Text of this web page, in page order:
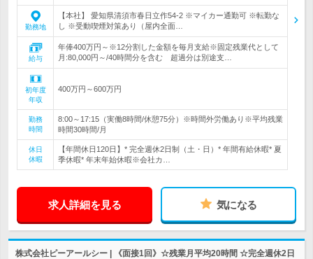
勤務地
【本社】 愛知県清須市春日立作54-2 ※マイカー通勤可 ※転勤な
し ※受動喫煙対策あり（屋内全面…
給与
年俸400万円～※12分割した金額を毎月支給※固定残業代として
月:80,000円～/40時間分を含む 超過分は別途支…
初年度
年収
400万円～600万円
勤務
時間
8:00～17:15（実働8時間/休憩75分）※時間外労働あり※平均残業
時間30時間/月
休日
休暇
【年間休日120日】* 完全週休2日制（土・日）* 年間有給休暇* 夏
季休暇* 年末年始休暇※会社カ…
求人詳細を見る 気になる
株式会社ピーアールシー | 《面接1回》☆残業月平均20時間 ☆完全週休2日